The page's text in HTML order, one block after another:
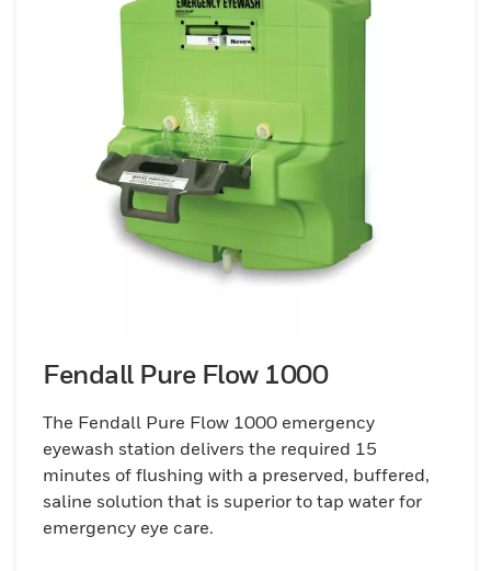
La construction robuste garantit durabilité
et fiabilité, même dans les environnements
les plus exigeants. Des sites industriels aux
laboratoires, les douches oculaires
Honeywell sont un élément essentiel de
votre infrastructure de sécurité. Nos
douches oculaires sont conformes à toutes
les normes et réglementations de sécurité
en vigueur, vous offrant ainsi l’assurance de
qualité et de fiabilité. Équipez votre lieu de
de travail sûr. Fiez-vous à l'engagement de
Honeywell en faveur de la sécurité et de
l'innovation pour un soulagement
instantané et une protection durable.
Fendall Pure Flow 1000
The Fendall Pure Flow 1000 emergency
eyewash station delivers the required 15
minutes of flushing with a preserved, buffered,
saline solution that is superior to tap water for
emergency eye care.